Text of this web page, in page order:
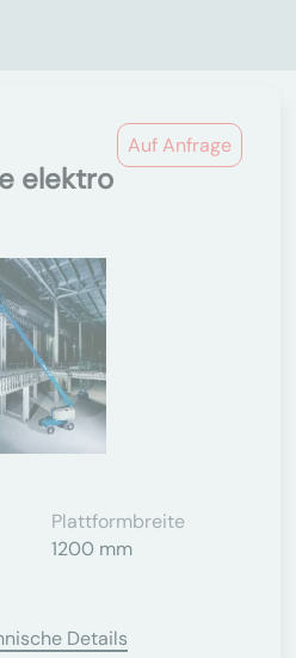
Auf Anfrage
elektro
Plattformbreite
1200 mm
Details